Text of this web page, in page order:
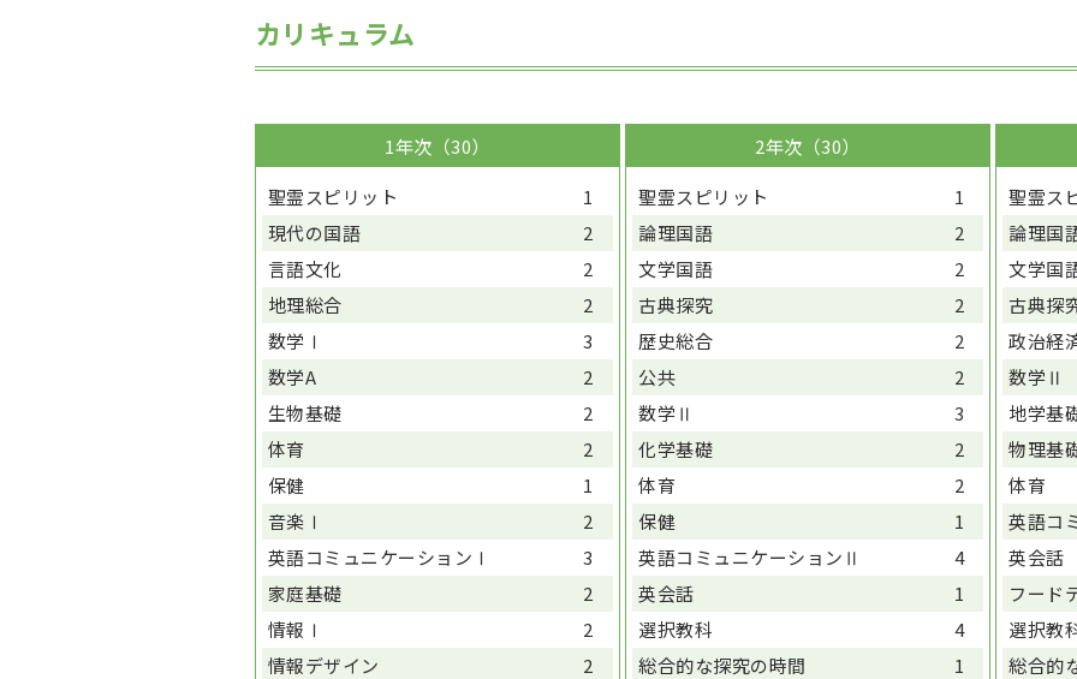
カリキュラム
1年次（30）
聖霊スピリット
1
現代の国語
2
言語文化
2
地理総合
2
数学Ⅰ
3
数学A
2
生物基礎
2
体育
2
保健
1
音楽Ⅰ
2
英語コミュニケーションⅠ
3
家庭基礎
2
情報Ⅰ
2
情報デザイン
2
2年次（30）
聖霊スピリット
1
論理国語
2
文学国語
2
古典探究
2
歴史総合
2
公共
2
数学Ⅱ
3
化学基礎
2
体育
2
保健
1
英語コミュニケーションⅡ
4
英会話
1
選択教科
4
総合的な探究の時間
1
聖霊ス
論理国
文学国
古典探
政治経
数学Ⅱ
地学基
物理基
体育
英語コ
英会話
フード
選択教
総合的